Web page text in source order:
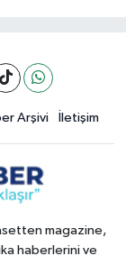
Arşivi İletişim
magazine,
haberlerini ve